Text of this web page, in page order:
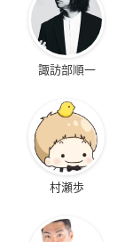
諏訪部順一
村瀬歩